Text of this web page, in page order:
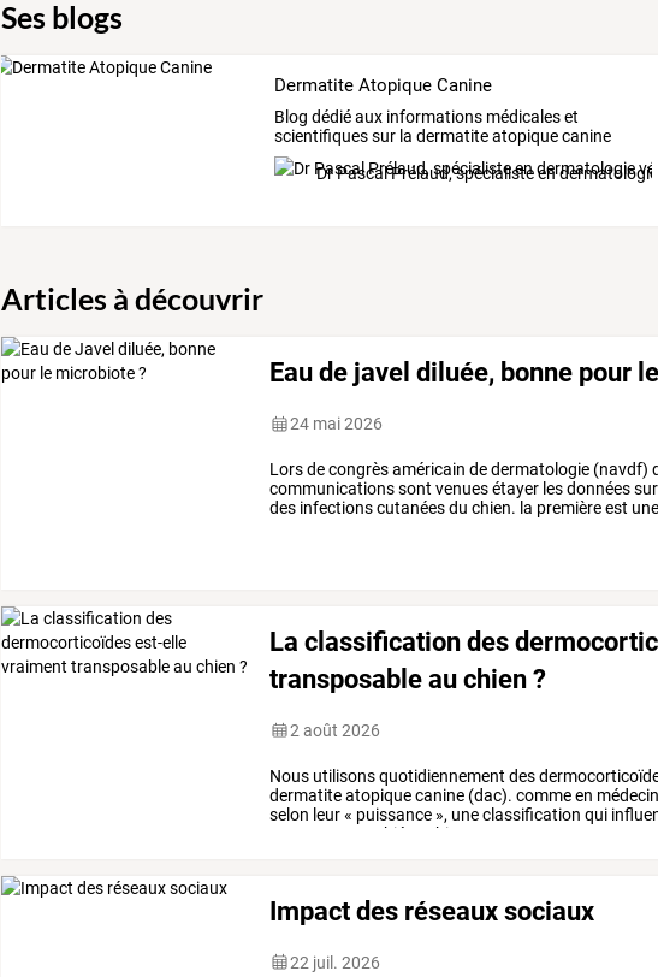
Ses blogs
Dermatite Atopique Canine
Blog dédiéauxinformationsmédicaleset
scientifiquessurla dermatiteatopiquecanine
rédigé
Dr Pascal Prélaud, spécialiste en dermatologie
Articles à découvrir
Eau de javel diluée, bonne pour
24 mai 2026
Lorsdecongrèsaméricain dedermatologie (navdf)
communicationssont venuesétayer lesdonnéessur
des infectionscutanéesdu chien. la premièreest une
La classification des
transposable au chien ?
2 août 2026
Nous utilisonsquotidiennement des
dermatiteatopiquecanine (dac). commeen
selon leur« puissance », uneclassification qui
hiérarchie,
Impact des réseaux sociaux
22 juil. 2026